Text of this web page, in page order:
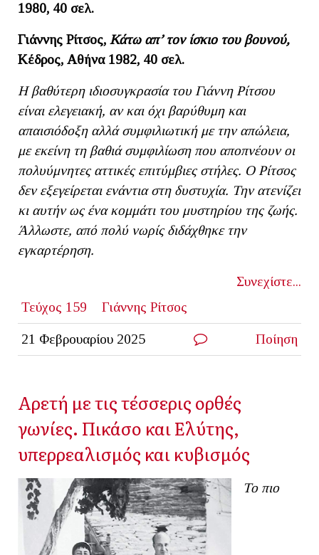
1980, 40 σελ.
Γιάννης Ρίτσος, Κάτω απ’ τον ίσκιο του βουνού,
Κέδρος, Αθήνα 1982, 40 σελ.
Η βαθύτερη ιδιοσυγκρασία του Γιάννη Ρίτσου
είναι ελεγειακή, αν και όχι βαρύθυμη και
απαισιόδοξη αλλά συμφιλιωτική με την απώλεια,
με εκείνη τη βαθιά συμφιλίωση που αποπνέουν οι
πολυύμνητες αττικές επιτύμβιες στήλες. Ο Ρίτσος
δεν εξεγείρεται ενάντια στη δυστυχία. Την ατενίζει
κι αυτήν ως ένα κομμάτι του μυστηρίου της ζωής.
Άλλωστε, από πολύ νωρίς διδάχθηκε την
εγκαρτέρηση.
Συνεχίστε...
Τεύχος 159
Γιάννης Ρίτσος
21 Φεβρουαρίου 2025 Ποίηση
Αρετή με τις τέσσερις ορθές
γωνίες. Πικάσο και Ελύτης,
υπερρεαλισμός και κυβισμός
Το πιο